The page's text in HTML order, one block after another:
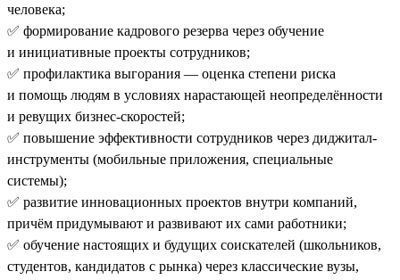
человека;
✅ формирование кадрового резерва через обучение
и инициативные проекты сотрудников;
✅ профилактика выгорания — оценка степени риска
и помощь людям в условиях нарастающей неопределённости
и ревущих бизнес-скоростей;
✅ повышение эффективности сотрудников через диджитал-
инструменты (мобильные приложения, специальные
системы);
✅ развитие инновационных проектов внутри компаний,
причём придумывают и развивают их сами работники;
✅ обучение настоящих и будущих соискателей (школьников,
студентов, кандидатов с рынка) через классические вузы,